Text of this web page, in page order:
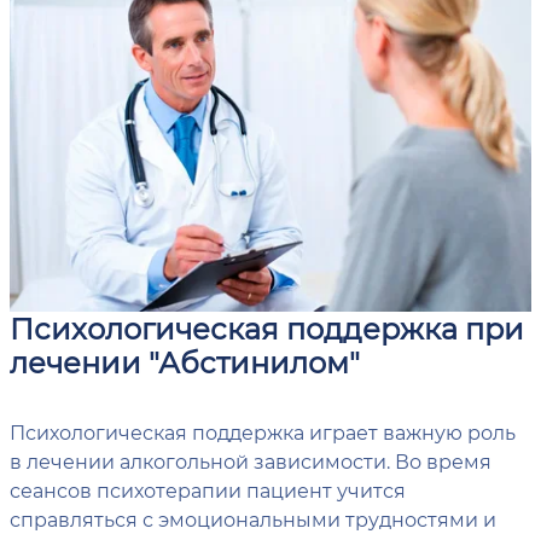
Психологическая поддержка при
лечении "Абстинилом"
Психологическая поддержка играет важную роль
в лечении алкогольной зависимости. Во время
сеансов психотерапии пациент учится
справляться с эмоциональными трудностями и